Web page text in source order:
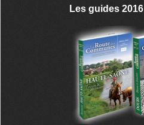
Les guides 2016